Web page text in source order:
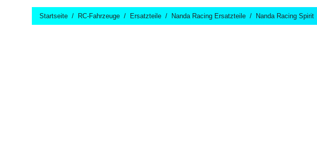
Startseite RC-Fahrzeuge Ersatzteile Nanda Racing Ersatzteile Nanda Racing Spirit